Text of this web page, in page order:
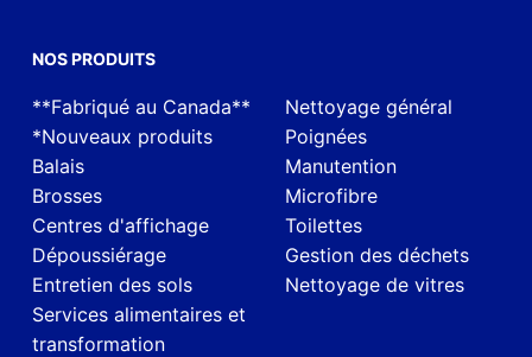
NOS PRODUITS
**Fabriqué au Canada**
*Nouveaux produits
Balais
Brosses
Centres d'affichage
Dépoussiérage
Entretien des sols
Services alimentaires et
transformation
Nettoyage général
Poignées
Manutention
Microfibre
Toilettes
Gestion des déchets
Nettoyage de vitres